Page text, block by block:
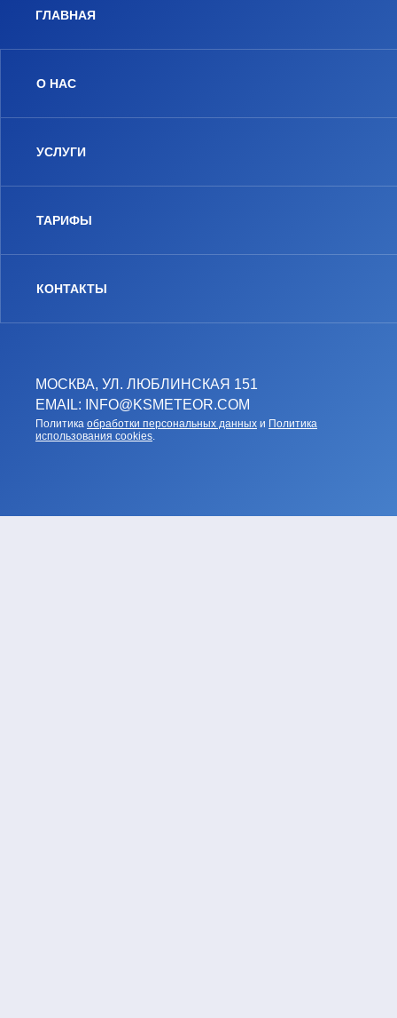
МОСКВА, УЛ. ЛЮБЛИНСКАЯ 151
EMAIL: INFO@KSMETEOR.COM
Политика обработки персональных данных и Политика
использования cookies
ГЛАВНАЯ
О НАС
УСЛУГИ
ТАРИФЫ
КОНТАКТЫ